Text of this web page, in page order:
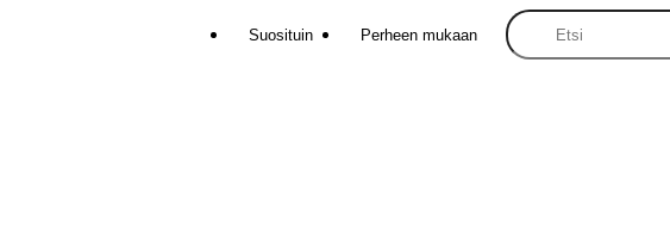
Suosituin Perheen mukaan